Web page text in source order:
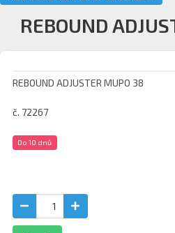
REBOUND
REBOUND ADJUSTER MUPO 38
č. 72267
Do 10 dnů